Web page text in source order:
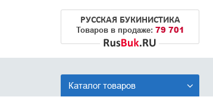
РУССКАЯ БУКИНИСТИКА
Товаров в продаже: 79 701
Каталог товаров